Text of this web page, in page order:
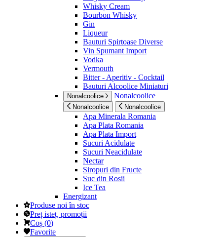
Whisky Cream
Bourbon Whisky
Gin
Liqueur
Bauturi Spirtoase Diverse
Vin Spumant Import
Vodka
Vermouth
Bitter - Aperitiv - Cocktail
Bauturi Alcoolice Miniaturi
Nonalcoolice Nonalcoolice
Nonalcoolice Nonalcoolice
Apa Minerala Romania
Apa Plata Romania
Apa Plata Import
Sucuri Acidulate
Sucuri Neacidulate
Nectar
Siropuri din Fructe
Suc din Rosii
Ice Tea
Energizant
Produse noi în stoc
Preț isteț, promoții
Coș (0)
Favorite